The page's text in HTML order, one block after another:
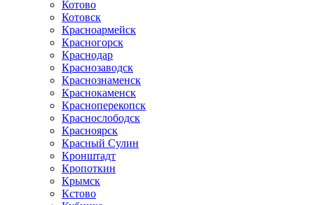
Котово
Котовск
Красноармейск
Красногорск
Краснодар
Краснозаводск
Краснознаменск
Краснокаменск
Красноперекопск
Краснослободск
Красноярск
Красный Сулин
Кронштадт
Кропоткин
Крымск
Кстово